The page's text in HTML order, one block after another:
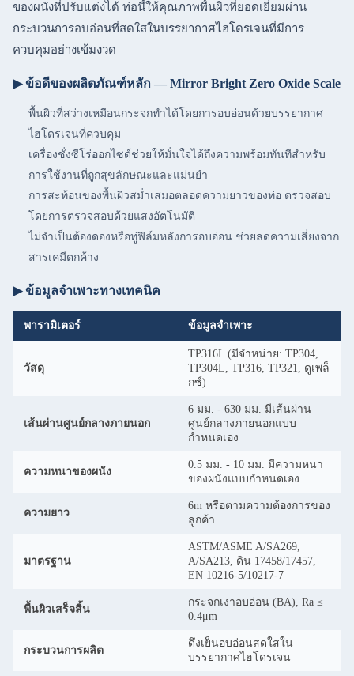
ของผนังที่ปรับแต่งได้ ท่อนี้ให้คุณภาพพื้นผิวที่ยอดเยี่ยมผ่าน
กระบวนการอบอ่อนที่สดใสในบรรยากาศไฮโดรเจนที่มีการ
ควบคุมอย่างเข้มงวด
▶ ข้อดีของผลิตภัณฑ์หลัก — Mirror Bright Zero Oxide Scale
พื้นผิวที่สว่างเหมือนกระจกทำได้โดยการอบอ่อนด้วยบรรยากาศ
ไฮโดรเจนที่ควบคุม
เครื่องชั่งซีโร่ออกไซด์ช่วยให้มั่นใจได้ถึงความพร้อมทันทีสำหรับ
การใช้งานที่ถูกสุขลักษณะและแม่นยำ
การสะท้อนของพื้นผิวสม่ำเสมอตลอดความยาวของท่อ ตรวจสอบ
โดยการตรวจสอบด้วยแสงอัตโนมัติ
ไม่จำเป็นต้องดองหรือทู่ฟิล์มหลังการอบอ่อน ช่วยลดความเสี่ยงจาก
สารเคมีตกค้าง
▶ ข้อมูลจำเพาะทางเทคนิค
พารามิเตอร์ ข้อมูลจำเพาะ
วัสดุ
TP316L (มีจำหน่าย: TP304,
TP304L, TP316, TP321, ดูเพล็
กซ์)
เส้นผ่านศูนย์กลางภายนอก
6 มม. - 630 มม. มีเส้นผ่าน
ศูนย์กลางภายนอกแบบ
กำหนดเอง
ความหนาของผนัง
0.5 มม. - 10 มม. มีความหนา
ของผนังแบบกำหนดเอง
ความยาว
6m หรือตามความต้องการของ
ลูกค้า
มาตรฐาน
ASTM/ASME A/SA269,
A/SA213, ดิน 17458/17457,
EN 10216-5/10217-7
พื้นผิวเสร็จสิ้น
กระจกเงาอบอ่อน (BA), Ra ≤
0.4μm
กระบวนการผลิต
ดึงเย็นอบอ่อนสดใสใน
บรรยากาศไฮโดรเจน